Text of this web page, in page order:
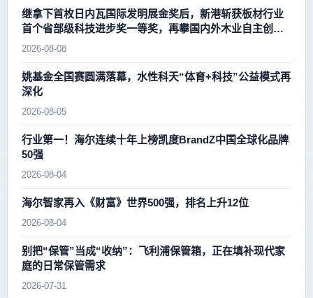
继拿下首枚日内瓦国际发明展金奖后，新港斩获板材行业
首个省部级科技进步奖一等奖，再攀国内外木业自主创新
新高峰
2026-08-08
姚基金全国赛圆满落幕，水性科天“体育+科技”公益模式再
深化
2026-08-05
行业第一！海尔连续十年上榜凯度BrandZ中国全球化品牌
50强
2026-08-04
海尔智家再入《财富》世界500强，排名上升12位
2026-08-04
别把“保管”当成“收纳”：飞利浦保管箱，正在填补现代家
庭的日常保管需求
2026-07-31